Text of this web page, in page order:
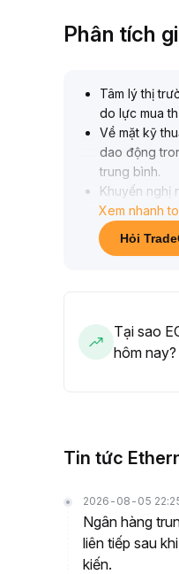
Phân tích
Tâm lý thị
do lực mua
Về mặt kỹ
dao động
trung bình.
Khuyến nghị
±3%), kiểm
nếu mất
Chiến lược
Xem nhanh
Hỏi
Tại sao
hôm nay?
Tin tức
2026-08-05
Ngân hàng
liên tiếp sau
kiến.